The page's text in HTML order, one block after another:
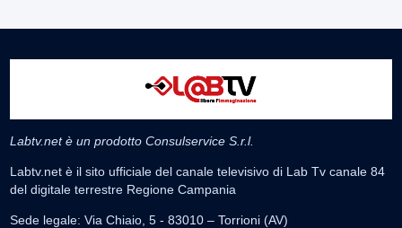
Labtv.net è un prodotto Consulservice S.r.l.
Labtv.net è il sito ufficiale del canale televisivo di Lab Tv canale 84
del digitale terrestre Regione Campania
Sede legale: Via Chiaio, 5 - 83010 – Torrioni (AV)